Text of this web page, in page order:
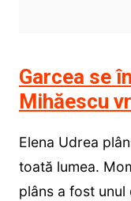
Garcea se
Mihăescu
Elena Udrea
toată lumea.
plâns a fost unul